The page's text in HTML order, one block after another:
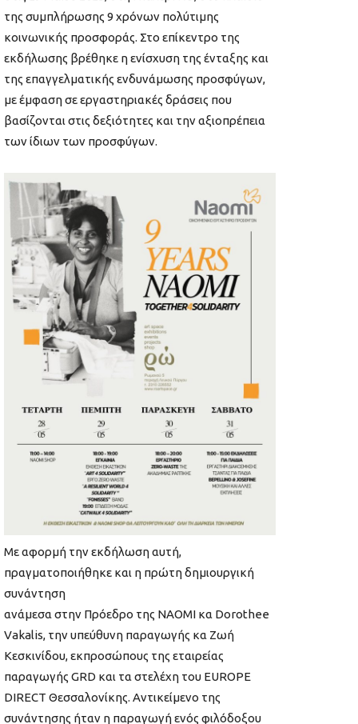
της συμπλήρωσης 9 χρόνων πολύτιμης
κοινωνικής προσφοράς. Στο επίκεντρο της
εκδήλωσης βρέθηκε η ενίσχυση της ένταξης και
της επαγγελματικής ενδυνάμωσης προσφύγων,
με έμφαση σε εργαστηριακές δράσεις που
βασίζονται στις δεξιότητες και την αξιοπρέπεια
των ίδιων των προσφύγων.
Με αφορμή την εκδήλωση αυτή,
πραγματοποιήθηκε και η πρώτη δημιουργική
συνάντηση
ανάμεσα στην Πρόεδρο της ΝΑΟΜΙ κα Dorothee
Vakalis, την υπεύθυνη παραγωγής κα Ζωή
Κεσκινίδου, εκπροσώπους της εταιρείας
παραγωγής GRD και τα στελέχη του EUROPE
DIRECT Θεσσαλονίκης. Αντικείμενο της
συνάντησης ήταν η παραγωγή ενός φιλόδοξου